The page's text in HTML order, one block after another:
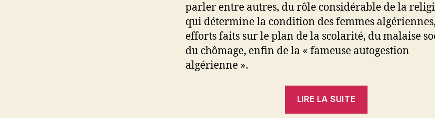
parler entre autres, du rôle considérable de la
qui détermine la condition des femmes
efforts faits sur le plan de la scolarité, du malaise
du chômage, enfin de la « fameuse autogestion
algérienne ».
LIRE LA SUITE